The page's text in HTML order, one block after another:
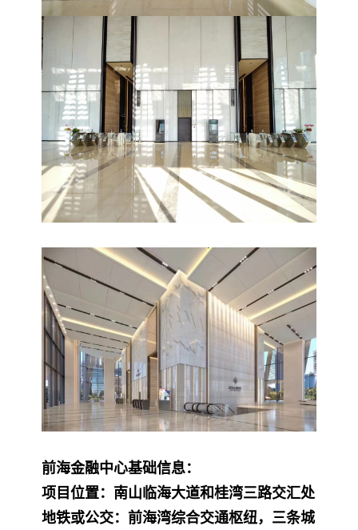
前海金融中心基础信息：
项目位置：南山临海大道和桂湾三路交汇处
地铁或公交：前海湾综合交通枢纽，三条城